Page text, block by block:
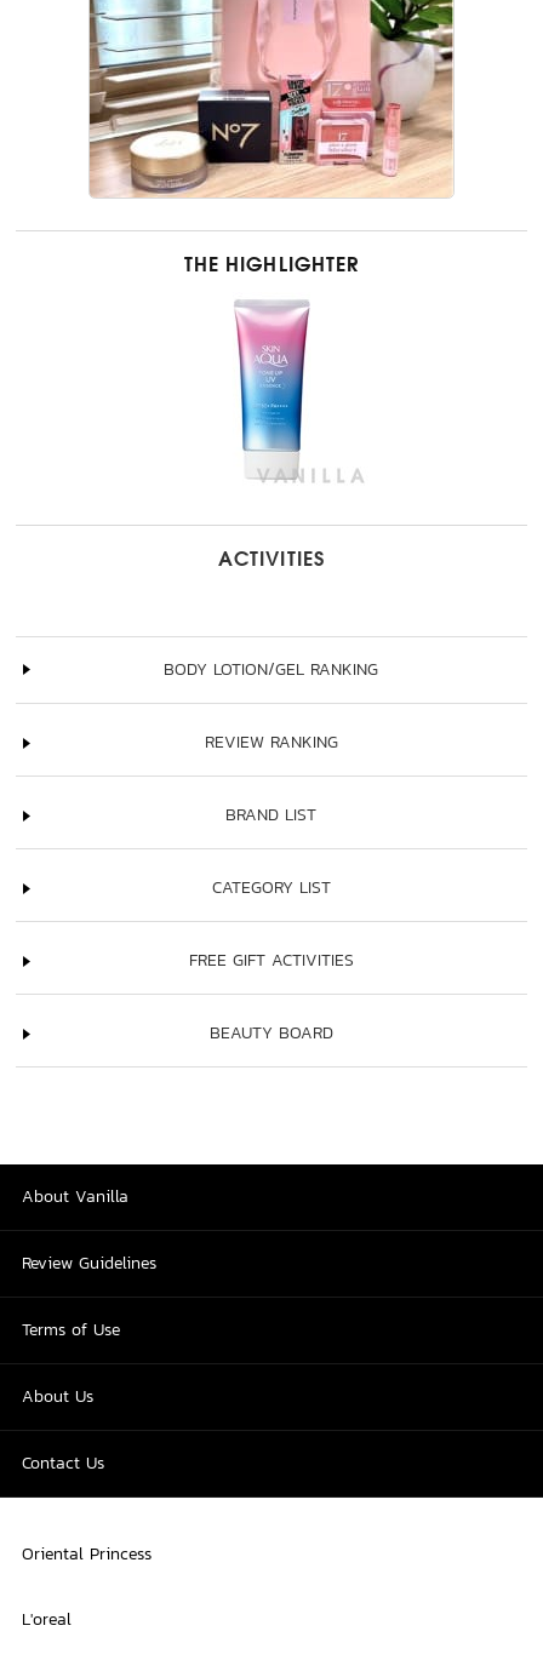
THE HIGHLIGHTER
ACTIVITIES
BODY LOTION/GEL RANKING
REVIEW RANKING
BRAND LIST
CATEGORY LIST
FREE GIFT ACTIVITIES
BEAUTY BOARD
About Vanilla
Review Guidelines
Terms of Use
About Us
Contact Us
Oriental Princess
L'oreal